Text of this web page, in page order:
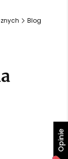
Blog
Opinie